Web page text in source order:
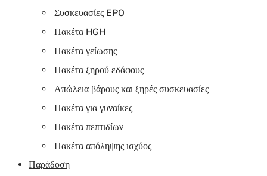
Συσκευασίες EPO
Πακέτα HGH
Πακέτα γείωσης
Πακέτα ξηρού εδάφους
Απώλεια βάρους και ξηρές συσκευασίες
Πακέτα για γυναίκες
Πακέτα πεπτιδίων
Πακέτα απόληψης ισχύος
Παράδοση